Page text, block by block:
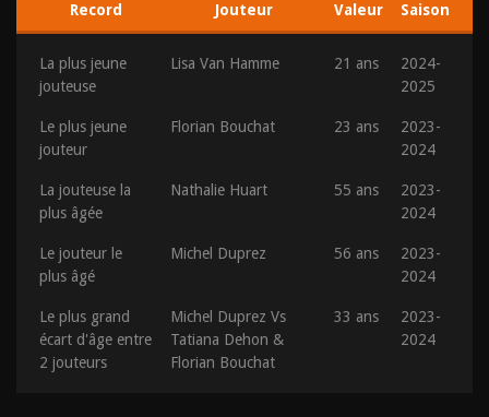
Record Jouteur Valeur Saison
La plus jeune
jouteuse
Lisa Van Hamme 21 ans
2024-
2025
Le plus jeune
jouteur
Florian Bouchat 23 ans
2023-
2024
La jouteuse la
plus âgée
Nathalie Huart 55 ans
2023-
2024
Le jouteur le
plus âgé
Michel Duprez 56 ans
2023-
2024
Le plus grand
écart d'âge entre
2 jouteurs
Michel Duprez Vs
Tatiana Dehon &
Florian Bouchat
33 ans
2023-
2024